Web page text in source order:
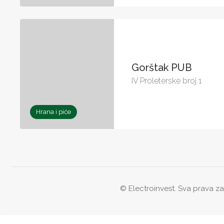
Hrana i piće
Gorštak PUB
IV Proleterske broj 1
© Electroinvest. Sva prava